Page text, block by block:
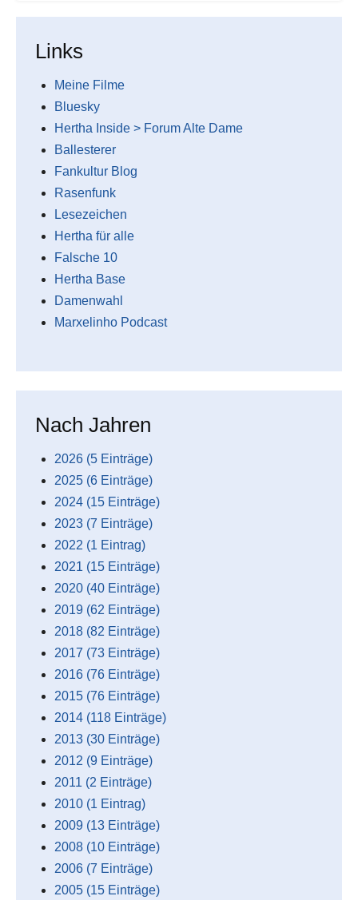
Links
Meine Filme
Bluesky
Hertha Inside > Forum Alte Dame
Ballesterer
Fankultur Blog
Rasenfunk
Lesezeichen
Hertha für alle
Falsche 10
Hertha Base
Damenwahl
Marxelinho Podcast
Nach Jahren
2026 (5 Einträge)
2025 (6 Einträge)
2024 (15 Einträge)
2023 (7 Einträge)
2022 (1 Eintrag)
2021 (15 Einträge)
2020 (40 Einträge)
2019 (62 Einträge)
2018 (82 Einträge)
2017 (73 Einträge)
2016 (76 Einträge)
2015 (76 Einträge)
2014 (118 Einträge)
2013 (30 Einträge)
2012 (9 Einträge)
2011 (2 Einträge)
2010 (1 Eintrag)
2009 (13 Einträge)
2008 (10 Einträge)
2006 (7 Einträge)
2005 (15 Einträge)